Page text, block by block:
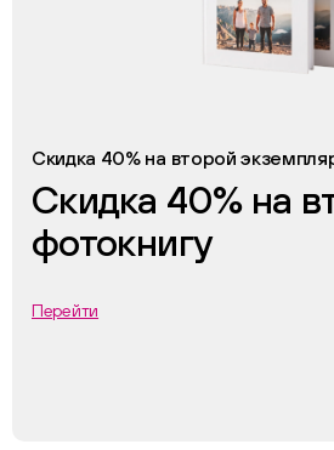
Скидка 40% на второй
Скидка 40% на
фотокнигу
Перейти